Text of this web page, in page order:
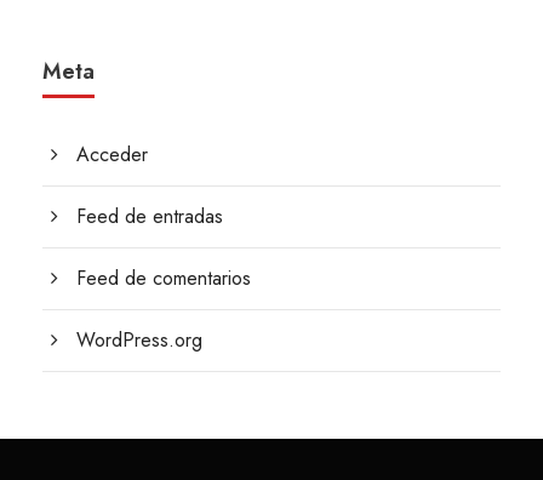
Meta
Acceder
Feed de entradas
Feed de comentarios
WordPress.org